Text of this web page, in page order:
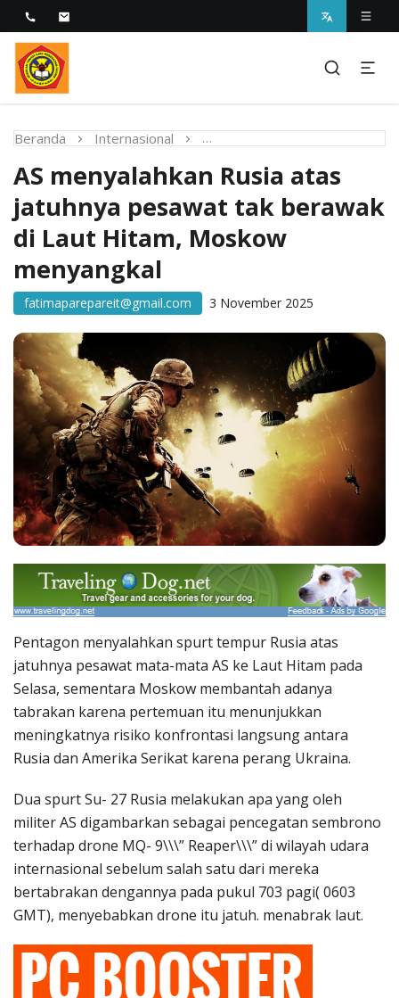
STIKES Fatima Parepare
Melayani dengan Kebijaksanaan Kasih
Beranda Internasional AS menyalahkan Rusia
AS menyalahkan Rusia atas
jatuhnya pesawat tak berawak
di Laut Hitam, Moskow
menyangkal
fatimaparepareit@gmail.com 3 November 2025
Pentagon menyalahkan spurt tempur Rusia atas
jatuhnya pesawat mata-mata AS ke Laut Hitam pada
Selasa, sementara Moskow membantah adanya
tabrakan karena pertemuan itu menunjukkan
meningkatnya risiko konfrontasi langsung antara
Rusia dan Amerika Serikat karena perang Ukraina.
Dua spurt Su- 27 Rusia melakukan apa yang oleh
militer AS digambarkan sebagai pencegatan sembrono
terhadap drone MQ- 9\\\” Reaper\\\” di wilayah udara
internasional sebelum salah satu dari mereka
bertabrakan dengannya pada pukul 703 pagi( 0603
GMT), menyebabkan drone itu jatuh. menabrak laut.